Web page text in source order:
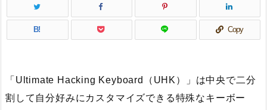
B! Copy
「Ultimate Hacking Keyboard（ UHK ）」は中央で二分
割して自分好みにカスタマイズできる特殊なキーボー